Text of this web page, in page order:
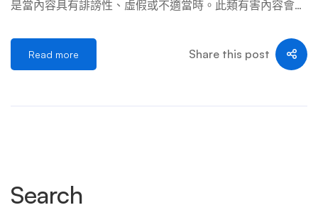
則」。如果負面貼文只是說「這家店很難吃」「這個人服務
態度超差」「他以前做過某件糗事（真有其事）」，而且沒
是當內容具有誹謗性、虛假或不適當時。此類有害內容會嚴
線上領域的負面內容刪除涉及從網路上刪除或抑制這些不必
要的或破壞性的負面內容。這個過程不僅僅是刪除負面貼文
涉及的法律複雜性，並強調與負面內容刪除相關的線上聲譽
Read more Share this post
Search